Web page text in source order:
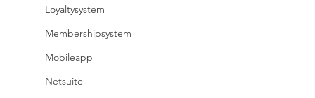
Loyaltysystem
Membershipsystem
Mobileapp
Netsuite